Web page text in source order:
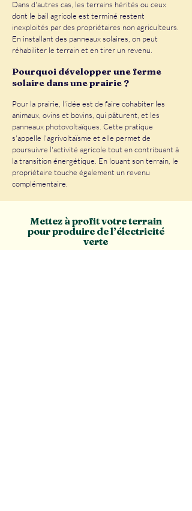
Dans d'autres cas, les terrains hérités ou ceux
dont le bail agricole est terminé restent
inexploités par des propriétaires non agriculteurs.
En installant des panneaux solaires, on peut
réhabiliter le terrain et en tirer un revenu. ​
Pourquoi développer une ferme
solaire dans une prairie ?​
Pour la prairie, l'idée est de faire cohabiter les
animaux, ovins et bovins, qui pâturent, et les
panneaux photovoltaïques. Cette pratique
s'appelle l'agrivoltaïsme et elle permet de
poursuivre l'activité agricole tout en contribuant à
la transition énergétique. En louant son terrain, le
propriétaire touche également un revenu
complémentaire.
Mettez à profit votre terrain
pour produire de l’électricité
verte